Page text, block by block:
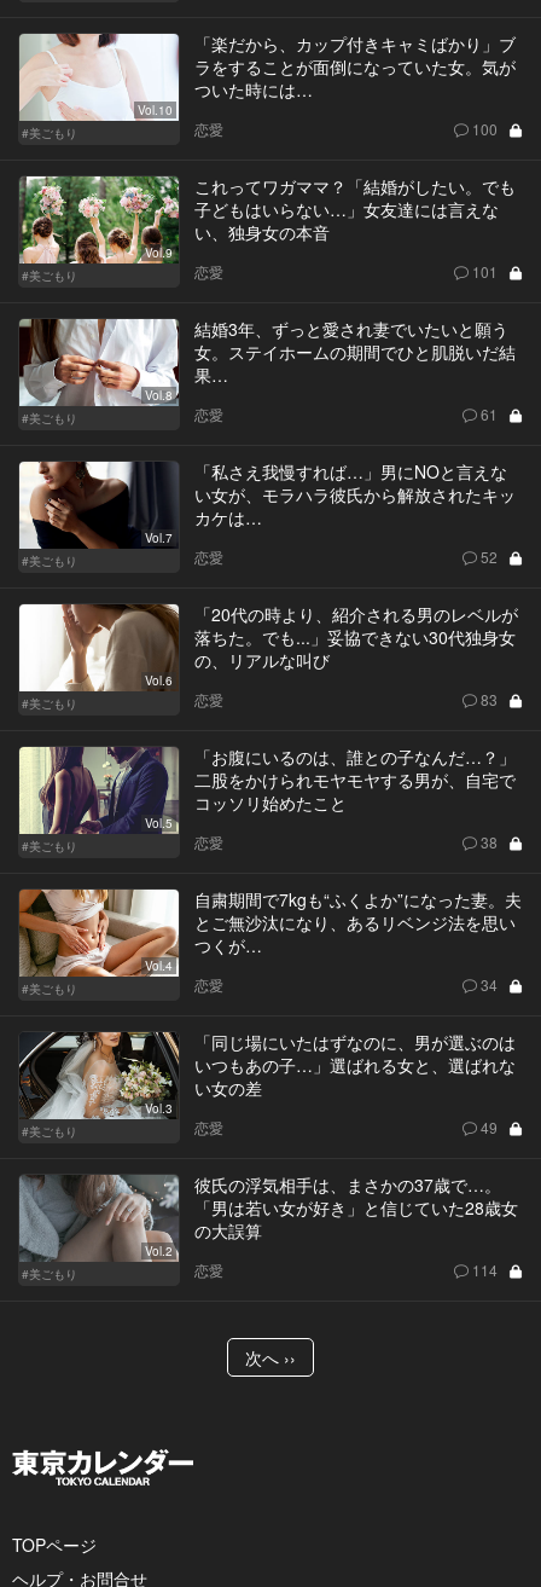
Vol.10
#美ごもり
「楽だから、カップ付きキャミばかり」ブ
ラをすることが面倒になっていた女。気が
ついた時には…
恋愛 100
Vol.9
#美ごもり
これってワガママ？「結婚がしたい。でも
子どもはいらない…」女友達には言えな
い、独身女の本音
恋愛 101
Vol.8
#美ごもり
結婚3年、ずっと愛され妻でいたいと願う
女。ステイホームの期間でひと肌脱いだ結
果…
恋愛 61
Vol.7
#美ごもり
「私さえ我慢すれば…」男にNOと言えな
い女が、モラハラ彼氏から解放されたキッ
カケは…
恋愛 52
Vol.6
#美ごもり
「20代の時より、紹介される男のレベルが
落ちた。でも...」妥協できない30代独身女
の、リアルな叫び
恋愛 83
Vol.5
#美ごもり
「お腹にいるのは、誰との子なんだ…？」
二股をかけられモヤモヤする男が、自宅で
コッソリ始めたこと
恋愛 38
Vol.4
#美ごもり
自粛期間で7kgも“ふくよか”になった妻。夫
とご無沙汰になり、あるリベンジ法を思い
つくが…
恋愛 34
Vol.3
#美ごもり
「同じ場にいたはずなのに、男が選ぶのは
いつもあの子…」選ばれる女と、選ばれな
い女の差
恋愛 49
Vol.2
#美ごもり
彼氏の浮気相手は、まさかの37歳で…。
「男は若い女が好き」と信じていた28歳女
の大誤算
恋愛 114
次へ ››
TOPページ
ヘルプ・お問合せ